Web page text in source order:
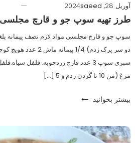
آوریل 28, 2024
saeed
طرز تهیه سوپ جو و قارچ
سوپ جو و قارچ مجلسی مواد لازم نصف پیمانه
سبزی سوپ 3 عدد قارچ زردچوبه. فلفل
مرغ (من 10 تا گردن زدم و 5 […]
بیشتر بخوانید